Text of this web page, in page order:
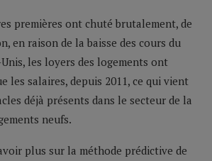
premières ont chuté brutalement, de
en raison de la baisse des cours du
les loyers des logements ont
les salaires, depuis 2011, ce qui vient
déjà présents dans le secteur de la
neufs.
plus sur la méthode prédictive de